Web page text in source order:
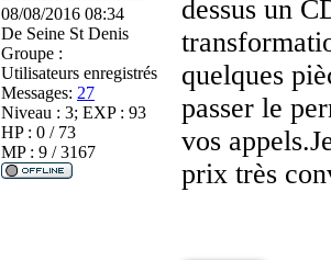
08/08/2016 08:34
De Seine St Denis
Groupe :
Utilisateurs enregistrés
Messages: 27
Niveau : 3; EXP : 93
HP : 0 / 73
MP : 9 / 3167
dessus un
quelques
passer le
vos
prix très